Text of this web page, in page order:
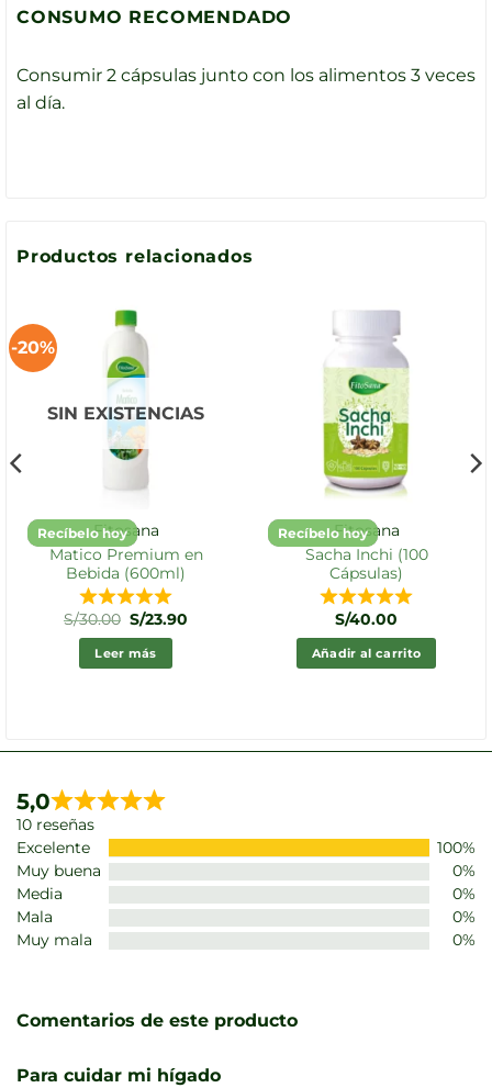
CONSUMO RECOMENDADO
Consumir 2 cápsulas junto con los alimentos 3 veces
al día.
Productos relacionados
-20%
SIN EXISTENCIAS
Recíbelo hoyFitosana
Matico Premium en
Bebida (600ml)
S/30.00 El
precio
original
era:
S/30.00.
S/23.90
Leer más
Recíbelo hoyFitosana
Sacha Inchi (100
Cápsulas)
S/40.00
Añadir al carrito
5,0
10 reseñas
Excelente
100%
Muy buena
0%
Media
0%
Mala
0%
Muy mala
0%
Comentarios de este producto
Para cuidar mi hígado